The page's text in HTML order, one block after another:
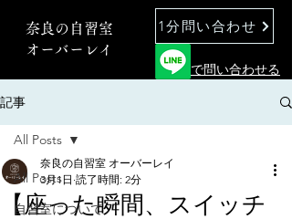
奈良の自習室
オーバーレイ
1分問い合わせ
で問い合わせる
記事
All Posts
自習室について
All Posts
【座った瞬間、スイッチ
奈良の自習室 オーバーレイ
3月1日 読了時間: 2分